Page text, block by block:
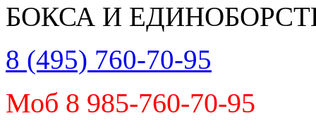
БОКСА И
8 (495) 760-70-95
Моб 8 985-760-70-95